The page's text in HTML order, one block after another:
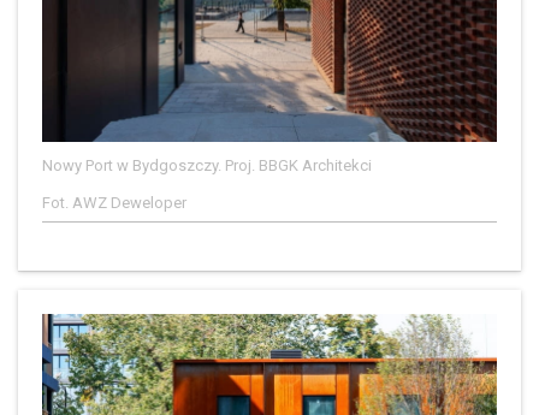
Nowy Port w Bydgoszczy. Proj. BBGK Architekci
Fot. AWZ Deweloper